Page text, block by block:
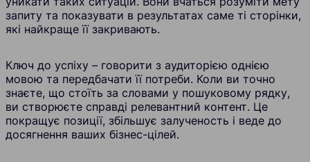
запиту та показувати в результатах саме ті сторінки,
які найкраще її закривають.
Ключ до успіху – говорити з аудиторією однією
мовою та передбачати її потреби. Коли ви точно
знаєте, що стоїть за словами у пошуковому рядку,
ви створюєте справді релевантний контент. Це
покращує позиції, збільшує залученость і веде до
досягнення ваших бізнес-цілей.